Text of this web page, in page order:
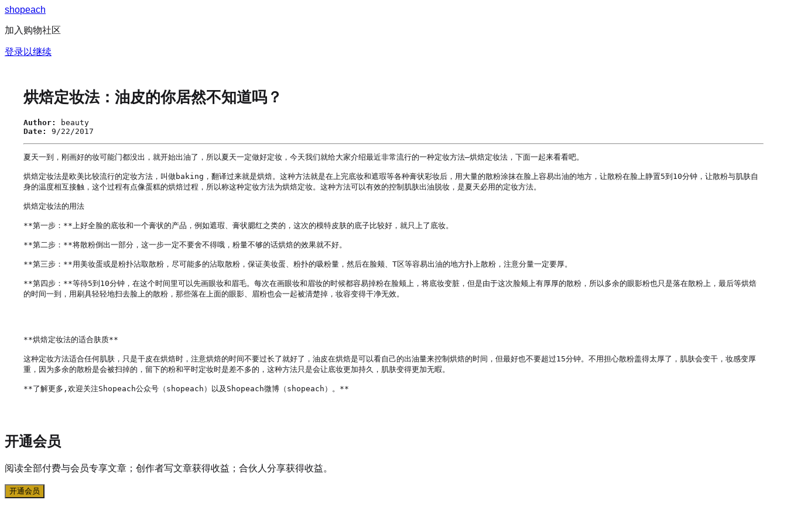
shopeach
加入购物社区
登录以继续
烘焙定妆法：油皮的你居然不知道吗？
Author:
beauty
Date:
9/22/2017
夏天一到，刚画好的妆可能门都没出，就开始出油了，所以夏天一定做好定妆，今天我们就给大家介绍最近非常流行的一种定妆方法—烘焙定妆法，下面一起来看看吧。
烘焙定妆法是欧美比较流行的定妆方法，叫做baking，翻译过来就是烘焙。这种方法就是在上完底妆和遮瑕等各种膏状彩妆后，用大量的散粉涂抹在脸上容易出油的地方，让散粉在脸上静置5到10分钟，让散粉与肌肤自
身的温度相互接触，这个过程有点像蛋糕的烘焙过程，所以称这种定妆方法为烘焙定妆。这种方法可以有效的控制肌肤出油脱妆，是夏天必用的定妆方法。
烘焙定妆法的用法
**第一步：**上好全脸的底妆和一个膏状的产品，例如遮瑕、膏状腮红之类的，这次的模特皮肤的底子比较好，就只上了底妆。
**第二步：**将散粉倒出一部分，这一步一定不要舍不得哦，粉量不够的话烘焙的效果就不好。
**第三步：**用美妆蛋或是粉扑沾取散粉，尽可能多的沾取散粉，保证美妆蛋、粉扑的吸粉量，然后在脸颊、T区等容易出油的地方扑上散粉，注意分量一定要厚。
**第四步：**等待5到10分钟，在这个时间里可以先画眼妆和眉毛。每次在画眼妆和眉妆的时候都容易掉粉在脸颊上，将底妆变脏，但是由于这次脸颊上有厚厚的散粉，所以多余的眼影粉也只是落在散粉上，最后等烘焙
的时间一到，用刷具轻轻地扫去脸上的散粉，那些落在上面的眼影、眉粉也会一起被清楚掉，妆容变得干净无效。
**烘焙定妆法的适合肤质**
这种定妆方法适合任何肌肤，只是干皮在烘焙时，注意烘焙的时间不要过长了就好了，油皮在烘焙是可以看自己的出油量来控制烘焙的时间，但最好也不要超过15分钟。不用担心散粉盖得太厚了，肌肤会变干，妆感变厚
重，因为多余的散粉是会被扫掉的，留下的粉和平时定妆时是差不多的，这种方法只是会让底妆更加持久，肌肤变得更加无暇。
开通会员
阅读全部付费与会员专享文章；创作者写文章获得收益；合伙人分享获得收益。
开通会员